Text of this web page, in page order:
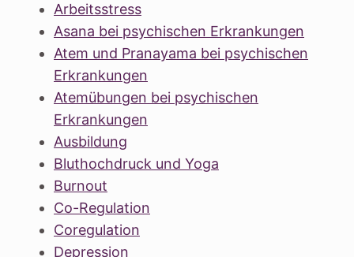
Arbeitsstress
Asana bei psychischen Erkrankungen
Atem und Pranayama bei psychischen
Erkrankungen
Atemübungen bei psychischen
Erkrankungen
Ausbildung
Bluthochdruck und Yoga
Burnout
Co-Regulation
Coregulation
Depression